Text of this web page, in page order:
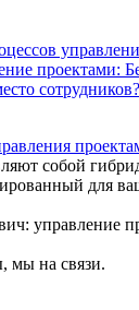
проектами:
собой
для
управление
мы на связи.